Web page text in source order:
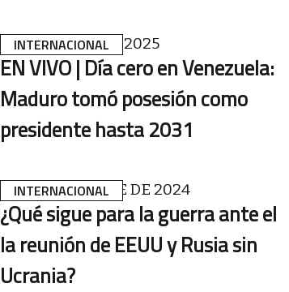
INTERNACIONAL
10 DE ENERO DE 2025
EN VIVO | Día cero en Venezuela:
Maduro tomó posesión como
presidente hasta 2031
INTERNACIONAL
19 DE DICIEMBRE DE 2024
¿Qué sigue para la guerra ante el
la reunión de EEUU y Rusia sin
Ucrania?